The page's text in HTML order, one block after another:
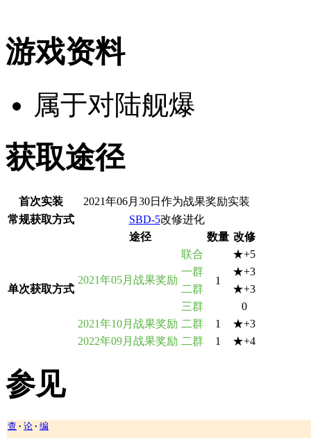
游戏资料
属于对陆舰爆
获取途径
首次实装
2021年06月30日作为战果奖励实装
常规获取方式
SBD-5改修进化
单次获取方式
途径 数量 改修
2021年05月战果奖励
联合
1
★+5
一群
★+3
二群
★+3
三群
0
2021年10月战果奖励 二群 1
★+3
2022年09月战果奖励 二群 1 ★+4
参见
查 • 论 • 编